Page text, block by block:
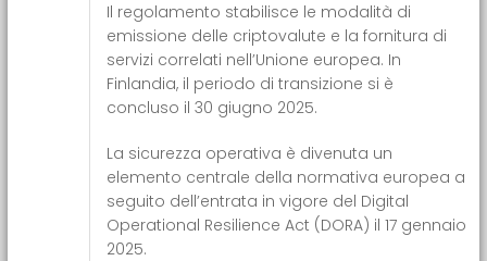
Il regolamento stabilisce le modalità di
emissione delle criptovalute e la fornitura di
servizi correlati nell’Unione europea. In
Finlandia, il periodo di transizione si è
concluso il 30 giugno 2025.
La sicurezza operativa è divenuta un
elemento centrale della normativa europea a
seguito dell’entrata in vigore del Digital
Operational Resilience Act (DORA) il 17 gennaio
2025.